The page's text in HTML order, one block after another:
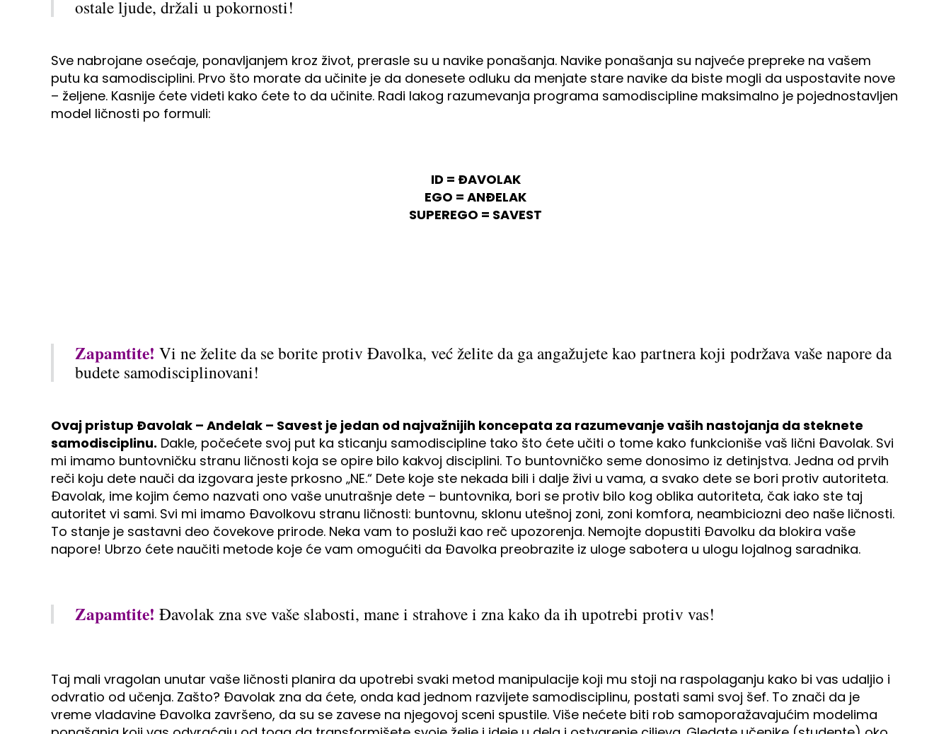
ostale ljude, držali u pokornosti!
Sve nabrojane osećaje, ponavljanjem kroz život, prerasle su u navike ponašanja. Navike ponašanja su najveće prepreke na vašem
putu ka samodisciplini. Prvo što morate da učinite je da donesete odluku da menjate stare navike da biste mogli da uspostavite nove
– željene. Kasnije ćete videti kako ćete to da učinite. Radi lakog razumevanja programa samodiscipline maksimalno je pojednostavljen
model ličnosti po formuli:
ID = ĐAVOLAK
EGO = ANĐELAK
SUPEREGO = SAVEST
Zapamtite! Vi ne želite da se borite protiv Đavolka, već želite da ga angažujete kao partnera koji podržava vaše napore da
budete samodisciplinovani!
Ovaj pristup Đavolak – Anđelak – Savest je jedan od najvažnijih koncepata za razumevanje vaših nastojanja da steknete
samodisciplinu. Dakle, počećete svoj put ka sticanju samodiscipline tako što ćete učiti o tome kako funkcioniše vaš lični Đavolak. Svi
mi imamo buntovničku stranu ličnosti koja se opire bilo kakvoj disciplini. To buntovničko seme donosimo iz detinjstva. Jedna od prvih
reči koju dete nauči da izgovara jeste prkosno „NE.“ Dete koje ste nekada bili i dalje živi u vama, a svako dete se bori protiv autoriteta.
Đavolak, ime kojim ćemo nazvati ono vaše unutrašnje dete – buntovnika, bori se protiv bilo kog oblika autoriteta, čak iako ste taj
autoritet vi sami. Svi mi imamo Đavolkovu stranu ličnosti: buntovnu, sklonu utešnoj zoni, zoni komfora, neambiciozni deo naše ličnosti.
To stanje je sastavni deo čovekove prirode. Neka vam to posluži kao reč upozorenja. Nemojte dopustiti Đavolku da blokira vaše
napore! Ubrzo ćete naučiti metode koje će vam omogućiti da Đavolka preobrazite iz uloge sabotera u ulogu lojalnog saradnika.
Zapamtite! Đavolak zna sve vaše slabosti, mane i strahove i zna kako da ih upotrebi protiv vas!
Taj mali vragolan unutar vaše ličnosti planira da upotrebi svaki metod manipulacije koji mu stoji na raspolaganju kako bi vas udaljio i
odvratio od učenja. Zašto? Đavolak zna da ćete, onda kad jednom razvijete samodisciplinu, postati sami svoj šef. To znači da je
vreme vladavine Đavolka završeno, da su se zavese na njegovoj sceni spustile. Više nećete biti rob samoporažavajućim modelima